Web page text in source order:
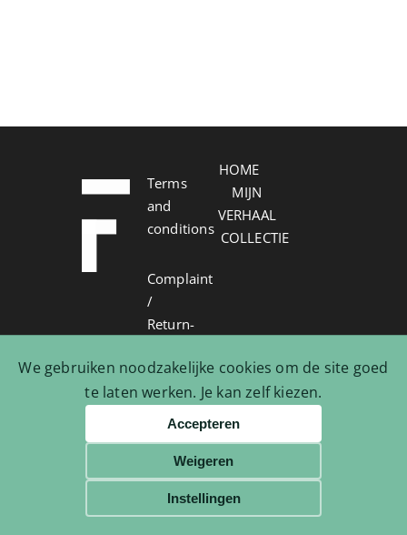
We gebruiken noodzakelijke cookies om de site goed
te laten werken. Je kan zelf kiezen.
Accepteren
Weigeren
Instellingen
Terms
and
conditions
Complaint
/
Return-
form
Contact
HOME
MIJN
VERHAAL
COLLECTIE
© Copyright 2026 | FerrCa | All
Rights Reserved